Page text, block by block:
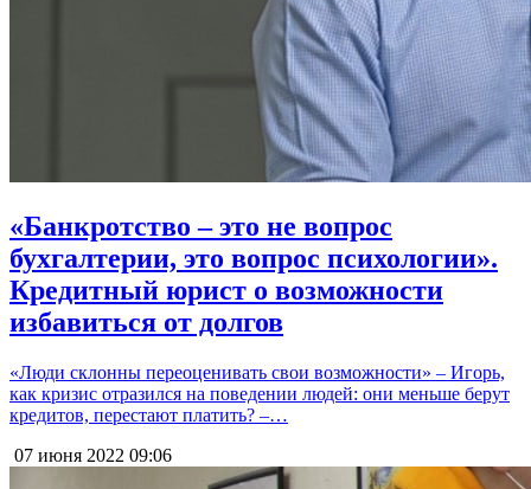
«Банкротство – это не вопрос
бухгалтерии, это вопрос психологии».
Кредитный юрист о возможности
избавиться от долгов
«Люди склонны переоценивать свои возможности» – Игорь,
как кризис отразился на поведении людей: они меньше берут
кредитов, перестают платить? –…
07 июня 2022 09:06